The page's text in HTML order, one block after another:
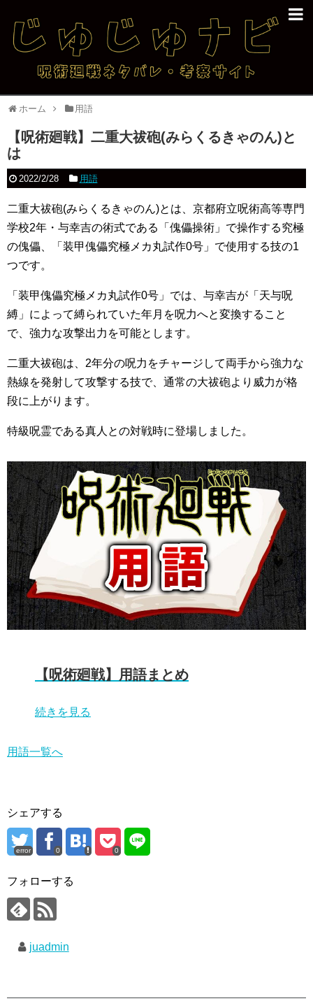
ホーム 用語
【呪術廻戦】二重大祓砲(みらくるきゃのん)と
は
2022/2/28 用語
二重大祓砲(みらくるきゃのん)とは、京都府立呪術高等専門
学校2年・与幸吉の術式である「傀儡操術」で操作する究極
の傀儡、「装甲傀儡究極メカ丸試作0号」で使用する技の1
つです。
「装甲傀儡究極メカ丸試作0号」では、与幸吉が「天与呪
縛」によって縛られていた年月を呪力へと変換すること
で、強力な攻撃出力を可能とします。
二重大祓砲は、2年分の呪力をチャージして両手から強力な
熱線を発射して攻撃する技で、通常の大祓砲より威力が格
段に上がります。
特級呪霊である真人との対戦時に登場しました。
【呪術廻戦】用語まとめ
続きを見る
用語一覧へ
シェアする
error 0 0
フォローする
juadmin